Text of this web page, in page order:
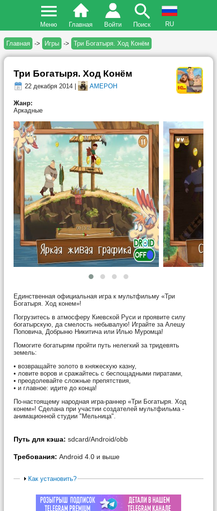
Меню Главная Войти Поиск RU
Главная -> Игры -> Три Богатыря. Ход Конём
Три Богатыря. Ход Конём
22 декабря 2014 | AMEPOH
Жанр:
Аркадные
Единственная официальная игра к мультфильму «Три
Богатыря. Ход конем»!
Погрузитесь в атмосферу Киевской Руси и проявите силу
богатырскую, да смелость небывалую! Играйте за Алешу
Поповича, Добрыню Никитича или Илью Муромца!
Помогите богатырям пройти путь нелегкий за тридевять
земель:
• возвращайте золото в княжескую казну,
• ловите воров и сражайтесь с беспощадными пиратами,
• преодолевайте сложные препятствия,
• и главное: идите до конца!
По-настоящему народная игра-раннер «Три Богатыря. Ход
конем»! Сделана при участии создателей мультфильма -
анимационной студии "Мельница".
Путь для кэша: sdcard/Android/obb
Требования: Android 4.0 и выше
Как установить?